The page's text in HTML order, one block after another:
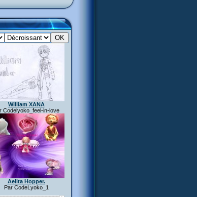
William XANA
Codelyoko_feel-in-love
Aelita Hopper.
Par CodeLyoko_1